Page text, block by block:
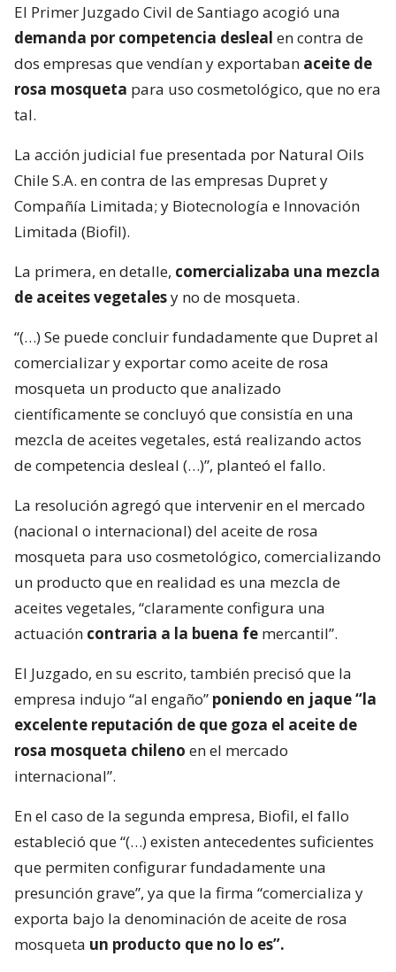
El Primer Juzgado Civil de Santiago acogió una
demanda por competencia desleal en contra de
dos empresas que vendían y exportaban aceite de
rosa mosqueta para uso cosmetológico, que no era
tal.
La acción judicial fue presentada por Natural Oils
Chile S.A. en contra de las empresas Dupret y
Compañía Limitada; y Biotecnología e Innovación
Limitada (Biofil).
La primera, en detalle, comercializaba una mezcla
de aceites vegetalesy no de mosqueta.
“(…) Se puede concluir fundadamente que Dupret al
comercializar y exportar como aceite de rosa
mosqueta un producto que analizado
científicamente se concluyó que consistía en una
mezcla de aceites vegetales, está realizando actos
de competencia desleal (…)”, planteó el fallo.
La resolución agregó que intervenir en el mercado
(nacional o internacional) del aceite de rosa
mosqueta para uso cosmetológico, comercializando
un producto que en realidad es una mezcla de
aceites vegetales, “claramente configura una
actuación contraria a la buena fe mercantil”.
El Juzgado, en su escrito, también precisó que la
empresa indujo “al engaño” poniendo en jaque “la
excelente reputación de que goza el aceite de
rosa mosqueta chileno en el mercado
internacional”.
En el caso de la segunda empresa, Biofil, el fallo
estableció que “(…) existen antecedentes suficientes
que permiten configurar fundadamente una
presunción grave”, ya que la firma “comercializa y
exporta bajo la denominación de aceite de rosa
mosqueta un producto que no lo es”.